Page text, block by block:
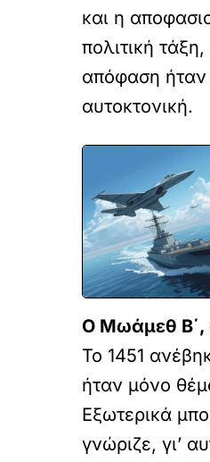
και η
πολιτική
απόφαση ήταν
αυτοκτονική.
Ο Μωάμεθ Β΄,
Το 1451
ήταν μόνο
Εξωτερικά
γνώριζε, γι’